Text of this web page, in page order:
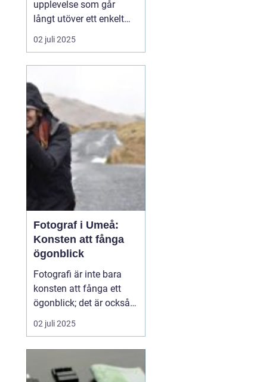
upplevelse som går
långt utöver ett enkelt
köpbeslut. Det handlar
om att sätta en personlig
konstnärers arbete, och
inte minst om a...
02 juli 2025
Fotograf i Umeå:
Konsten att fånga
ögonblick
Fotografi är inte bara
konsten att fånga ett
ögonblick; det är också
berättelsen som vi sakta
men säkert låter
stad i norra Sverige,
02 juli 2025